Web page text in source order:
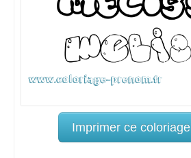
Imprimer ce coloriage